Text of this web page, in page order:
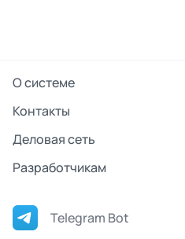
О системе
Контакты
Деловая сеть
Разработчикам
Telegram Bot